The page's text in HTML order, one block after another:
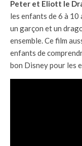
Peter et Eliott le
les enfants de 6 à
un garçon et un
ensemble. Ce film
enfants de
bon Disney pour les